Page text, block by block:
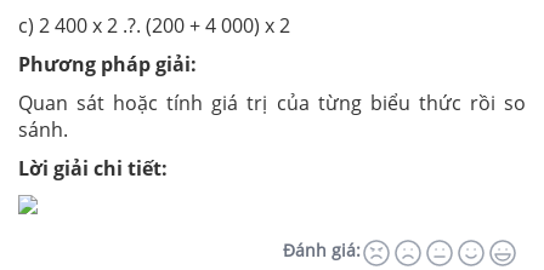
c) 2 400 x 2 .?. (200 + 4 000) x 2
Phương pháp giải:
Quan sát hoặc tính giá trị của từng biểu thức rồi so
sánh.
Lời giải chi tiết:
Đánh giá: